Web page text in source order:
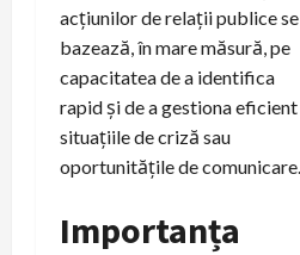
acțiunilor de relații publice se
bazează, în mare măsură, pe
capacitatea de a identifica
rapid și de a gestiona eficient
situațiile de criză sau
oportunitățile de comunicare.
Importanța